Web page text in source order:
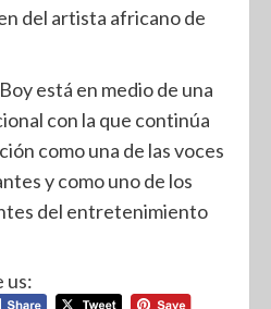
del artista africano de
está en medio de una
con la que continúa
como una de las voces
y como uno de los
del entretenimiento
us: